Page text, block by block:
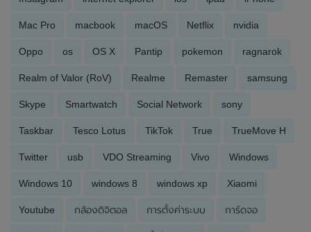
Mac Pro macbook macOS Netflix nvidia
Oppo os OS X Pantip pokemon ragnarok
Realm of Valor (RoV) Realme Remaster samsung
Skype Smartwatch Social Network sony
Taskbar Tesco Lotus TikTok True TrueMove H
Twitter usb VDO Streaming Vivo Windows
Windows 10 windows 8 windows xp Xiaomi
Youtube กล้องดิจิตอล การตั้งค่าระบบ การ์ดจอ